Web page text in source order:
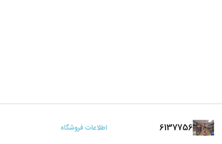
6137756 اطلاعات فروشگاه